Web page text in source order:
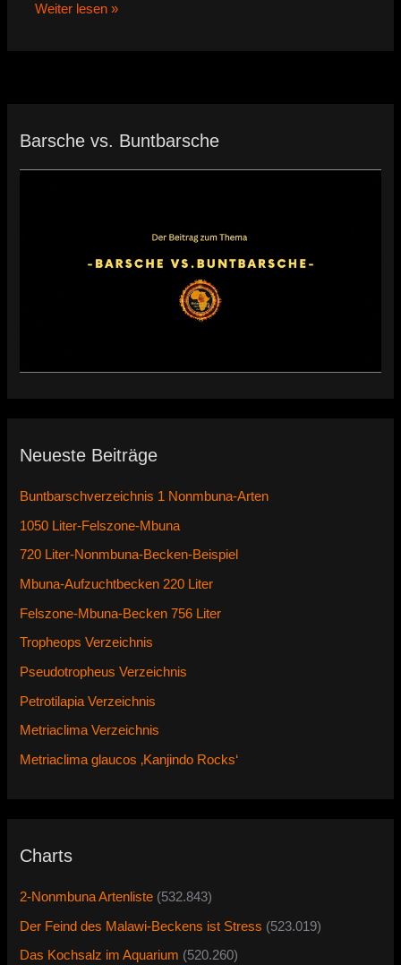
Weiter lesen »
Barsche vs. Buntbarsche
Neueste Beiträge
Buntbarschverzeichnis 1 Nonmbuna-Arten
1050 Liter-Felszone-Mbuna
720 Liter-Nonmbuna-Becken-Beispiel
Mbuna-Aufzuchtbecken 220 Liter
Felszone-Mbuna-Becken 756 Liter
Tropheops Verzeichnis
Pseudotropheus Verzeichnis
Petrotilapia Verzeichnis
Metriaclima Verzeichnis
Metriaclima glaucos ‚Kanjindo Rocks‘
Charts
2-Nonmbuna Artenliste (532.843)
Der Feind des Malawi-Beckens ist Stress (523.019)
Das Kochsalz im Aquarium (520.260)